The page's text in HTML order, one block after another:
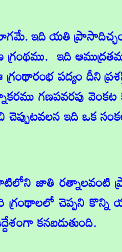
ఇది యతి
గ్రంథము. ఇది
పద్యం దీని
గణపవరపు
చెప్పుటవలన ఇది ఒక
వాటిలోని జాతి రత్నాలవంటి
గ్రంథాలలో చెప్పని కొన్ని
కనబడుతుంది.